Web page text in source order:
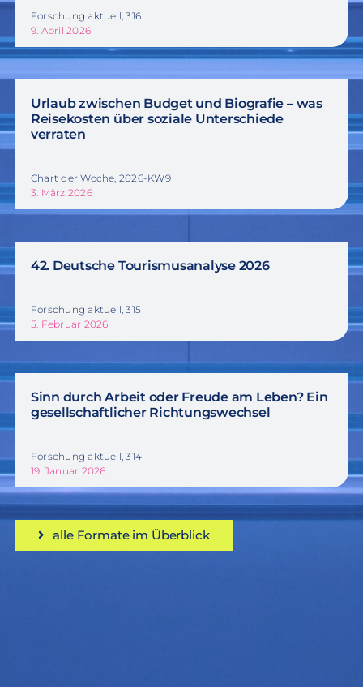
Forschung aktuell, 316
9. April 2026
Urlaub zwischen Budget und Biografie – was
Reisekosten über soziale Unterschiede
verraten
Chart der Woche, 2026-KW9
3. März 2026
42. Deutsche Tourismusanalyse 2026
Forschung aktuell, 315
5. Februar 2026
Sinn durch Arbeit oder Freude am Leben? Ein
gesellschaftlicher Richtungswechsel
Forschung aktuell, 314
19. Januar 2026
alle Formate im Überblick